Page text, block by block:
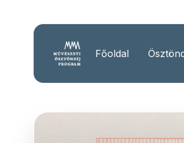
Főoldal